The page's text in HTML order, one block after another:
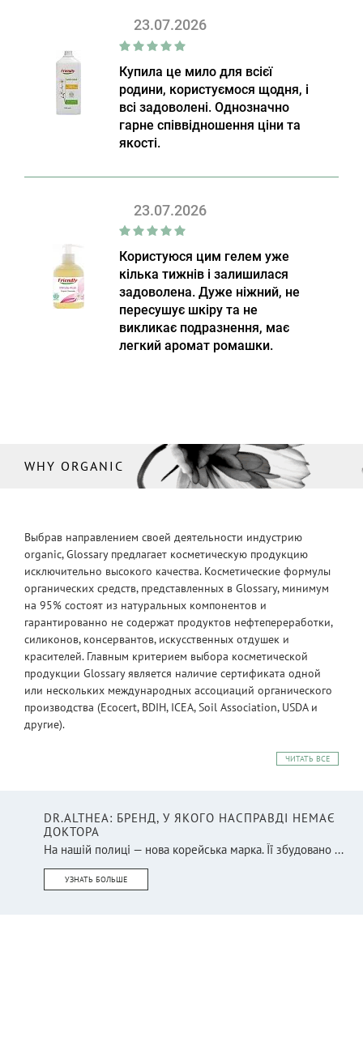
23.07.2026
Купила це мило для всієї
родини, користуємося щодня, і
всі задоволені. Однозначно
гарне співвідношення ціни та
якості.
23.07.2026
Користуюся цим гелем уже
кілька тижнів і залишилася
задоволена. Дуже ніжний, не
пересушує шкіру та не
викликає подразнення, має
легкий аромат ромашки.
WHY ORGANIC
Выбрав направлением своей деятельности индустрию
organic, Glossary предлагает косметическую продукцию
исключительно высокого качества. Косметические формулы
органических средств, представленных в Glossary, минимум
на 95% состоят из натуральных компонентов и
гарантированно не содержат продуктов нефтепереработки,
силиконов, консервантов, искусственных отдушек и
красителей. Главным критерием выбора косметической
продукции Glossary является наличие сертификата одной
или нескольких международных ассоциаций органического
производства (Ecocert, BDIH, ICEA, Soil Association, USDA и
другие).
ЧИТАТЬ ВСЕ
DR.ALTHEA: БРЕНД, У ЯКОГО НАСПРАВДІ НЕМАЄ
ДОКТОРА
На нашій полиці — нова корейська марка. Її збудовано ...
УЗНАТЬ БОЛЬШЕ